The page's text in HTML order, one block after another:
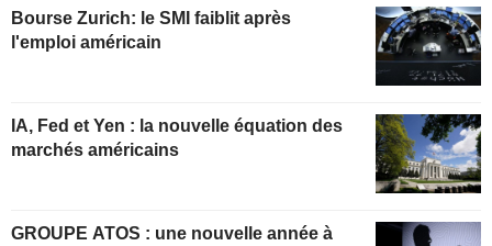
Bourse Zurich: le SMI faiblit après
l'emploi américain
IA, Fed et Yen : la nouvelle équation des
marchés américains
GROUPE ATOS : une nouvelle année à